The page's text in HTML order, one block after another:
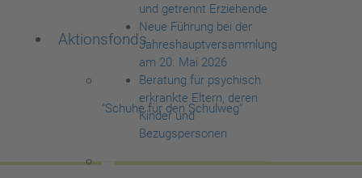
Aktionsfonds
"Schuhe für den Schulweg"
und getrennt Erziehende
Neue Führung bei der
Jahreshauptversammlung
am 20. Mai 2026
Beratung für psychisch
erkrankte Eltern, deren
Kinder und
Bezugspersonen